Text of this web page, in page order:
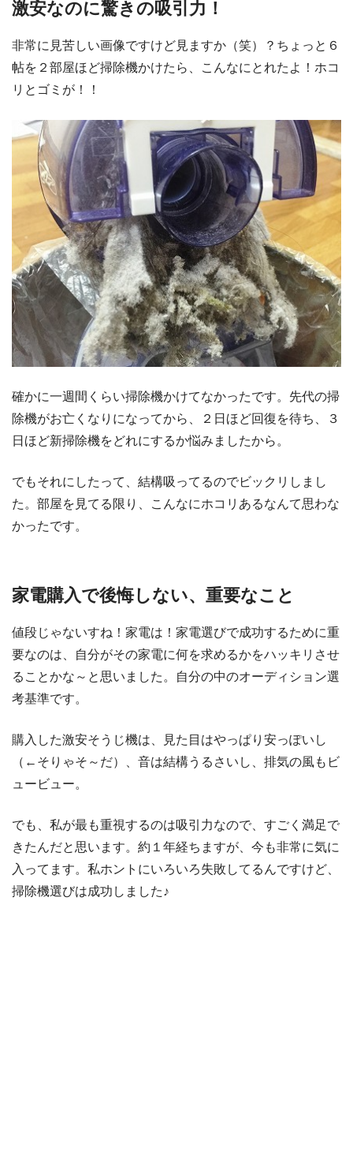
激安なのに驚きの吸引力！
非常に見苦しい画像ですけど見ますか（笑）？ちょっと６
帖を２部屋ほど掃除機かけたら、こんなにとれたよ！ホコ
リとゴミが！！
確かに一週間くらい掃除機かけてなかったです。先代の掃
除機がお亡くなりになってから、２日ほど回復を待ち、３
日ほど新掃除機をどれにするか悩みましたから。
でもそれにしたって、結構吸ってるのでビックリしまし
た。部屋を見てる限り、こんなにホコリあるなんて思わな
かったです。
家電購入で後悔しない、重要なこと
値段じゃないすね！家電は！家電選びで成功するために重
要なのは、自分がその家電に何を求めるかをハッキリさせ
ることかな～と思いました。自分の中のオーディション選
考基準です。
購入した激安そうじ機は、見た目はやっぱり安っぽいし
（←そりゃそ～だ）、音は結構うるさいし、排気の風もビ
ュービュー。
でも、私が最も重視するのは吸引力なので、すごく満足で
きたんだと思います。約１年経ちますが、今も非常に気に
入ってます。私ホントにいろいろ失敗してるんですけど、
掃除機選びは成功しました♪